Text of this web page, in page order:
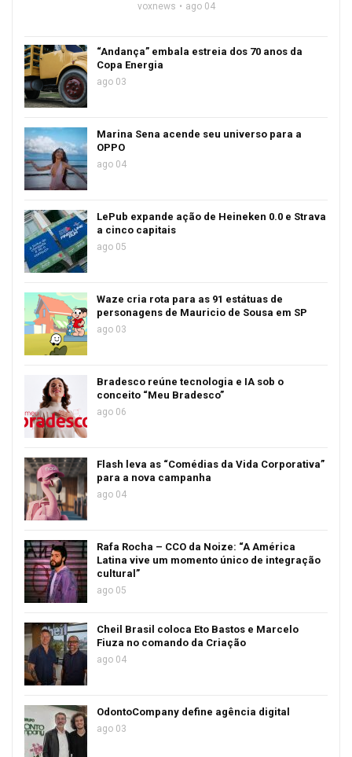
voxnews ago 04
“Andança” embala estreia dos 70 anos da
Copa Energia
ago 03
Marina Sena acende seu universo para a
OPPO
ago 04
LePub expande ação de Heineken 0.0 e Strava
a cinco capitais
ago 05
Waze cria rota para as 91 estátuas de
personagens de Mauricio de Sousa em SP
ago 03
Bradesco reúne tecnologia e IA sob o
conceito “Meu Bradesco”
ago 06
Flash leva as “Comédias da Vida Corporativa”
para a nova campanha
ago 04
Rafa Rocha – CCO da Noize: “A América
Latina vive um momento único de integração
cultural”
ago 05
Cheil Brasil coloca Eto Bastos e Marcelo
Fiuza no comando da Criação
ago 04
OdontoCompany define agência digital
ago 03